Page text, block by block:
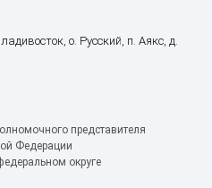
о. Русский, п. Аякс, д.
представителя
Федерации
округе